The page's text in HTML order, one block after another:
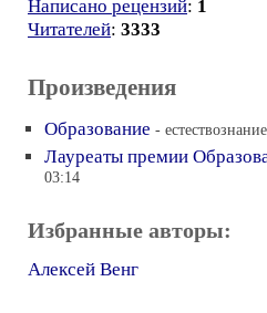
Написано рецензий: 1
Читателей: 3333
Произведения
Образование -
Лауреаты премии
03:14
Избранные авторы:
Алексей Венг